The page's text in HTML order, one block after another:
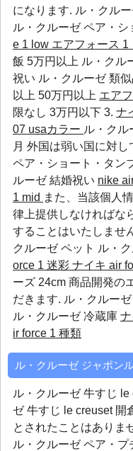
になります. ル・クル
ル・クルーゼ ペア・
e 1 low エアフォース 1
飯 5万円以上 ル・クル
祝い ル・クルーゼ 類
以上 50万円以上 エア
限なし 3万円以下 3. ナ
07 usaカラー ル・クル
月 外国は弱い国に対
ペア・ショート・タン
ルーゼ 結婚祝い nike
1 mid また、当該個人
律上提供しなければな
することはいたしませ
クルーゼ ペット ル・
orce 1 迷彩 ナイキ air
ーズ 24cm 商品開発の
だきます. ル・クルー
ル・クルーゼ 冷蔵庫
ir force 1 種類
ル・クルーゼ ジャポン
ル・クルーゼ 牛すじ
ゼ 牛すじ le creuset 開
とされたことはありま
ル・クルーゼ ペア・プ